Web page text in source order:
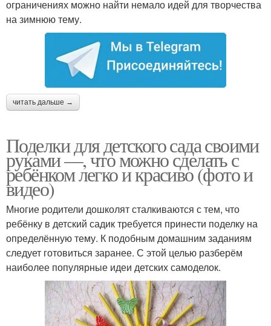
ограничениях можно найти немало идей для творчества
на зимнюю тему.
читать дальше →
Поделки для детского сада своими
руками —, что можно сделать с
ребёнком легко и красиво (фото и
видео)
Многие родители дошколят сталкиваются с тем, что
ребёнку в детский садик требуется принести поделку на
определённую тему. К подобным домашним заданиям
следует готовиться заранее. С этой целью разберём
наиболее популярные идеи детских самоделок.